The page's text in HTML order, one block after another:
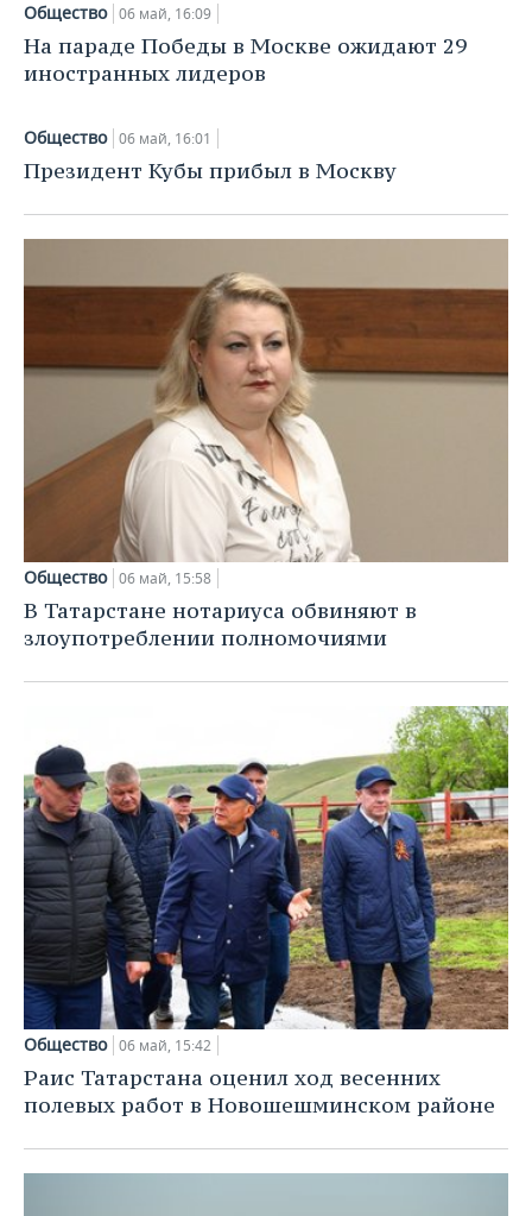
Общество 06 май, 16:09
На параде Победы в Москве ожидают 29
иностранных лидеров
Общество 06 май, 16:01
Президент Кубы прибыл в Москву
Общество 06 май, 15:58
В Татарстане нотариуса обвиняют в
злоупотреблении полномочиями
Общество 06 май, 15:42
Раис Татарстана оценил ход весенних
полевых работ в Новошешминском районе